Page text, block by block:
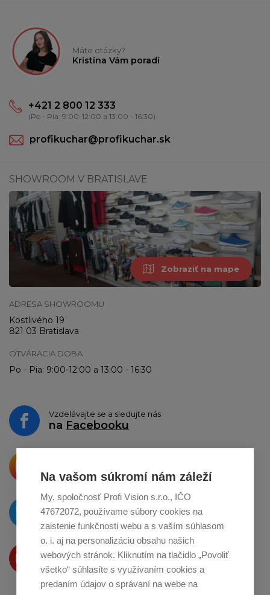
Na vašom súkromí nám záleží
My, spoločnosť Profi Vision s.r.o., IČO
47672072, používame súbory cookies na
zaistenie funkčnosti webu a s vaším súhlasom
o. i. aj na personalizáciu obsahu našich
webových stránok. Kliknutím na tlačidlo „Povoliť
všetko“ súhlasíte s využívaním cookies a
predaním údajov o správaní na webe na
Máte otázky?
Kristína Vám poradí
+421 2 800 12 333
(Po - Pia: 9:00-12:00 a 13:00 - 16:30)
profikuchar@profikuchar.sk
SHOWROOM V BRATISLAVE
Zobraziť na mape
ADRESA SHOWROOMU
Kostlivého 19
821 03 Bratislava
OTVÁRACIA DOBA
Po - Pia: 9:00-12:00 a 13:00 - 16:30
Vzdelávajte se a sledujte nás
na Facebooku
o zdieľanie naInstagrame
O novinkách píšeme
naTwitteri
Produkty Vám predstavujeme
na Youtube